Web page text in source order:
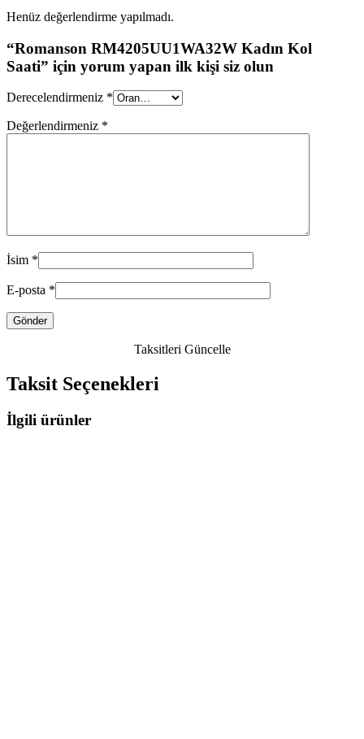
Henüz değerlendirme yapılmadı.
“Romanson RM4205UU1WA32W Kadın Kol
Saati” için yorum yapan ilk kişi siz olun
Derecelendirmeniz *
Değerlendirmeniz *
İsim *
E-posta *
Taksitleri Güncelle
Taksit Seçenekleri
İlgili ürünler